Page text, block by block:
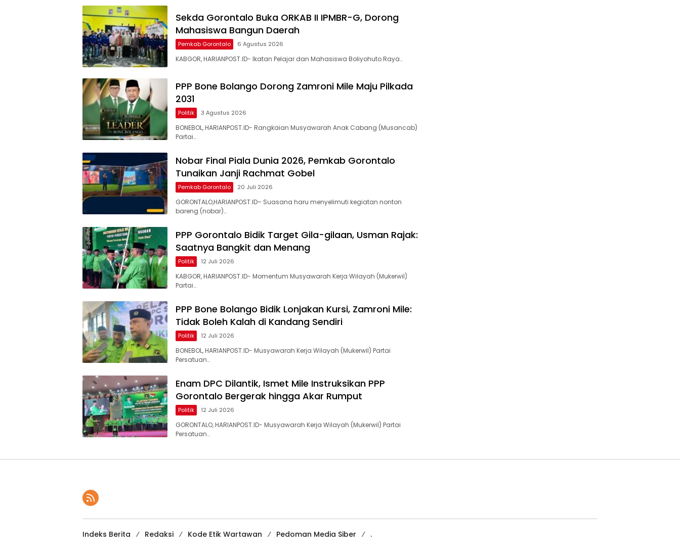
Sekda Gorontalo Buka ORKAB II IPMBR-G, Dorong
Mahasiswa Bangun Daerah
Pemkab Gorontalo 6 Agustus 2026
KABGOR, HARIANPOST.ID- Ikatan Pelajar dan Mahasiswa Boliyohuto Raya…
PPP Bone Bolango Dorong Zamroni Mile Maju Pilkada
2031
Politik 3 Agustus 2026
BONEBOL, HARIANPOST.ID- Rangkaian Musyawarah Anak Cabang (Musancab)
Partai…
Nobar Final Piala Dunia 2026, Pemkab Gorontalo
Tunaikan Janji Rachmat Gobel
Pemkab Gorontalo 20 Juli 2026
GORONTALO,HARIANPOST.ID– Suasana haru menyelimuti kegiatan nonton
bareng (nobar)…
PPP Gorontalo Bidik Target Gila-gilaan, Usman Rajak:
Saatnya Bangkit dan Menang
Politik 12 Juli 2026
KABGOR, HARIANPOST.ID- Momentum Musyawarah Kerja Wilayah (Mukerwil)
Partai…
PPP Bone Bolango Bidik Lonjakan Kursi, Zamroni Mile:
Tidak Boleh Kalah di Kandang Sendiri
Politik 12 Juli 2026
BONEBOL, HARIANPOST.ID- Musyawarah Kerja Wilayah (Mukerwil) Partai
Persatuan…
Enam DPC Dilantik, Ismet Mile Instruksikan PPP
Gorontalo Bergerak hingga Akar Rumput
Politik 12 Juli 2026
​GORONTALO, HARIANPOST.ID- Musyawarah Kerja Wilayah (Mukerwil) Partai
Persatuan…
Indeks Berita Redaksi Kode Etik Wartawan Pedoman Media Siber .